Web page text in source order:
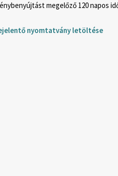
megelőző 120 napos
nyomtatvány letöltése